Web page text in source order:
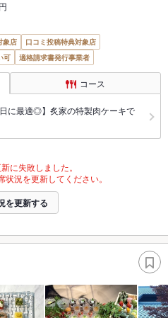
象店
口コミ投稿特典対象店
可 適格請求書発行事業者
コース
に最適◎】炙家の特製肉ケーキで
に失敗しました。
況を更新してください。
を更新する